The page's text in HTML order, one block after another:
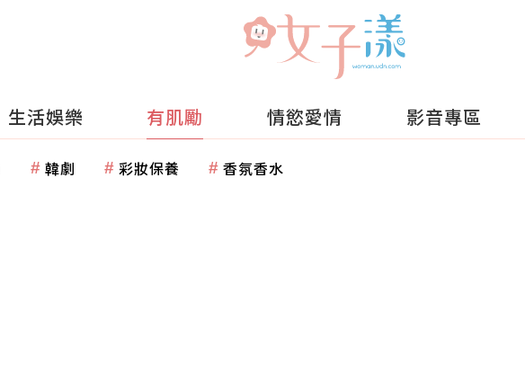
生活娛樂 有肌勵 情慾愛情 影音專區
韓劇 彩妝保養 香氛香水